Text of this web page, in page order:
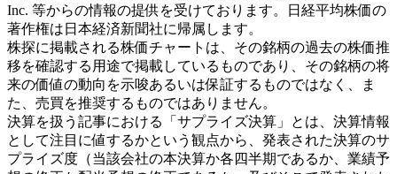
Inc. 等からの情報の提供を受けております。日経平均株価の
著作権は日本経済新聞社に帰属します。
株探に掲載される株価チャートは、その銘柄の過去の株価推
移を確認する用途で掲載しているものであり、その銘柄の将
来の価値の動向を示唆あるいは保証するものではなく、ま
た、売買を推奨するものではありません。
決算を扱う記事における「サプライズ決算」とは、決算情報
として注目に値するかという観点から、発表された決算のサ
プライズ度（当該会社の本決算か各四半期であるか、業績予